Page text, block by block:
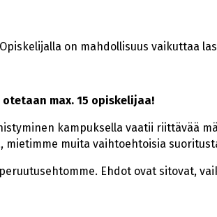
on mahdollisuus vaikuttaa
otetaan max. 15 opiskelijaa!
kampuksella vaatii riittävää
muita vaihtoehtoisia
Ehdot ovat sitovat,